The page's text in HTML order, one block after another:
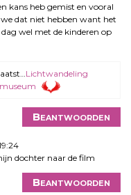
kans heb gemist en vooral
dat niet hebben want het
wel met de kinderen op
Lichtwandeling
Beantwoorden
dochter naar de film
Beantwoorden